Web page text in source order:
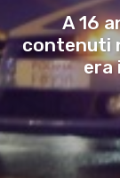
A 16
contenuti
era